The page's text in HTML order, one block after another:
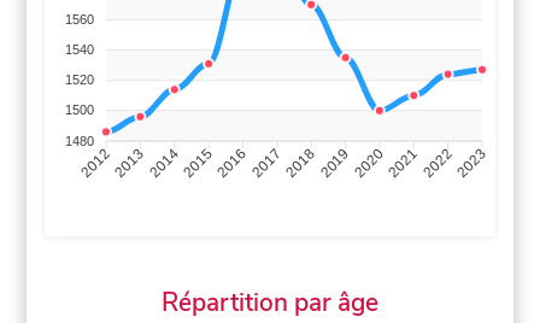
1560
1540
1520
1500
1480
201220132014201520162017 20182019 2020202120222023
Répartition par âge